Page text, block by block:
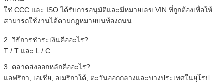
ใช่ CCC และ ISO ได้รับการอนุมัติและมีหมายเลข VIN ที่ถูกต้องเพื่อให้
สามารถใช้งานได้ตามกฎหมายบนท้องถนน
2. วิธีการชำระเงินคืออะไร?
T / T และ L / C
3. ตลาดส่งออกหลักคืออะไร?
แอฟริกา, เอเชีย, อเมริกาใต้, ตะวันออกกลางและบางประเทศในยุโรป